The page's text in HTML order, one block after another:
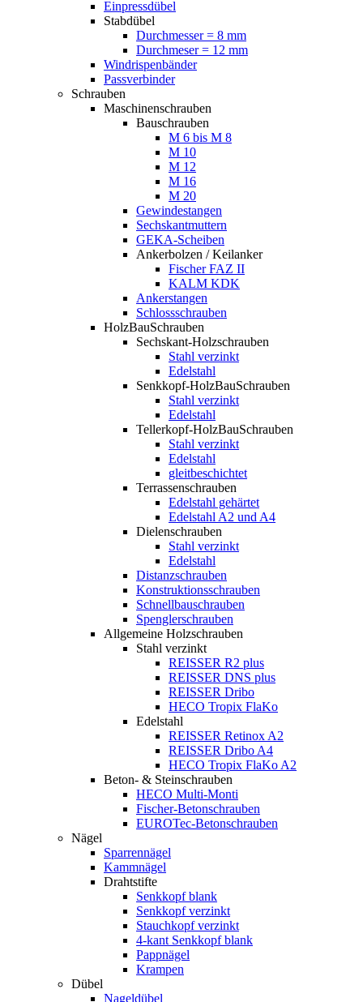
Einpressdübel
Stabdübel
Durchmesser = 8 mm
Durchmeser = 12 mm
Windrispenbänder
Passverbinder
Schrauben
Maschinenschrauben
Bauschrauben
M 6 bis M 8
M 10
M 12
M 16
M 20
Gewindestangen
Sechskantmuttern
GEKA-Scheiben
Ankerbolzen / Keilanker
Fischer FAZ II
KALM KDK
Ankerstangen
Schlossschrauben
HolzBauSchrauben
Sechskant-Holzschrauben
Stahl verzinkt
Edelstahl
Senkkopf-HolzBauSchrauben
Stahl verzinkt
Edelstahl
Tellerkopf-HolzBauSchrauben
Stahl verzinkt
Edelstahl
gleitbeschichtet
Terrassenschrauben
Edelstahl gehärtet
Edelstahl A2 und A4
Dielenschrauben
Stahl verzinkt
Edelstahl
Distanzschrauben
Konstruktionsschrauben
Schnellbauschrauben
Spenglerschrauben
Allgemeine Holzschrauben
Stahl verzinkt
REISSER R2 plus
REISSER DNS plus
REISSER Dribo
HECO Tropix FlaKo
Edelstahl
REISSER Retinox A2
REISSER Dribo A4
HECO Tropix FlaKo A2
Beton- & Steinschrauben
HECO Multi-Monti
Fischer-Betonschrauben
EUROTec-Betonschrauben
Nägel
Sparrennägel
Kammnägel
Drahtstifte
Senkkopf blank
Senkkopf verzinkt
Stauchkopf verzinkt
4-kant Senkkopf blank
Pappnägel
Krampen
Dübel
Nageldübel